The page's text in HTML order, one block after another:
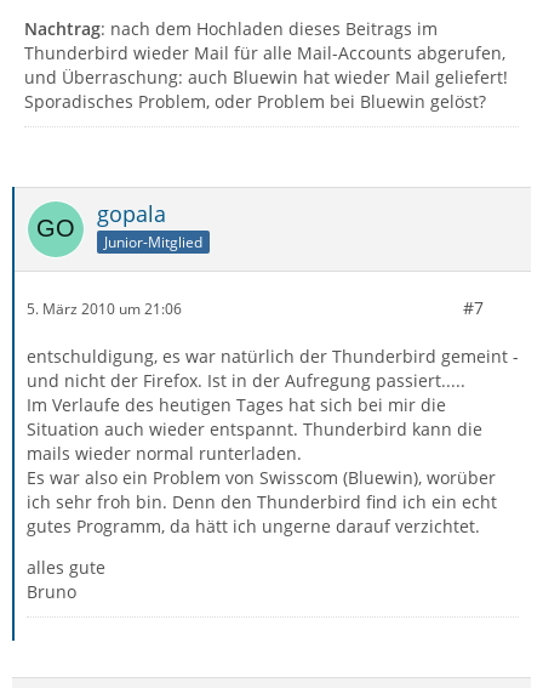
Nachtrag: nach dem Hochladen dieses Beitrags im
Thunderbird wieder Mail für alle Mail-Accounts abgerufen,
und Überraschung: auch Bluewin hat wieder Mail geliefert!
Sporadisches Problem, oder Problem bei Bluewin gelöst?
gopala
Junior-Mitglied
5. März 2010 um 21:06 #7
entschuldigung, es war natürlich der Thunderbird gemeint -
und nicht der Firefox. Ist in der Aufregung passiert.....
Im Verlaufe des heutigen Tages hat sich bei mir die
Situation auch wieder entspannt. Thunderbird kann die
mails wieder normal runterladen.
Es war also ein Problem von Swisscom (Bluewin), worüber
ich sehr froh bin. Denn den Thunderbird find ich ein echt
gutes Programm, da hätt ich ungerne darauf verzichtet.
alles gute
Bruno